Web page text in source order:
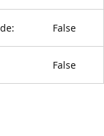
False
False